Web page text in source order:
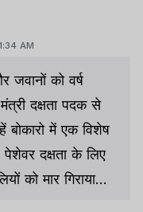
AM
को वर्ष
दक्षता पदक से
बोकारो में एक विशेष
दक्षता के लिए
को मार गिराया